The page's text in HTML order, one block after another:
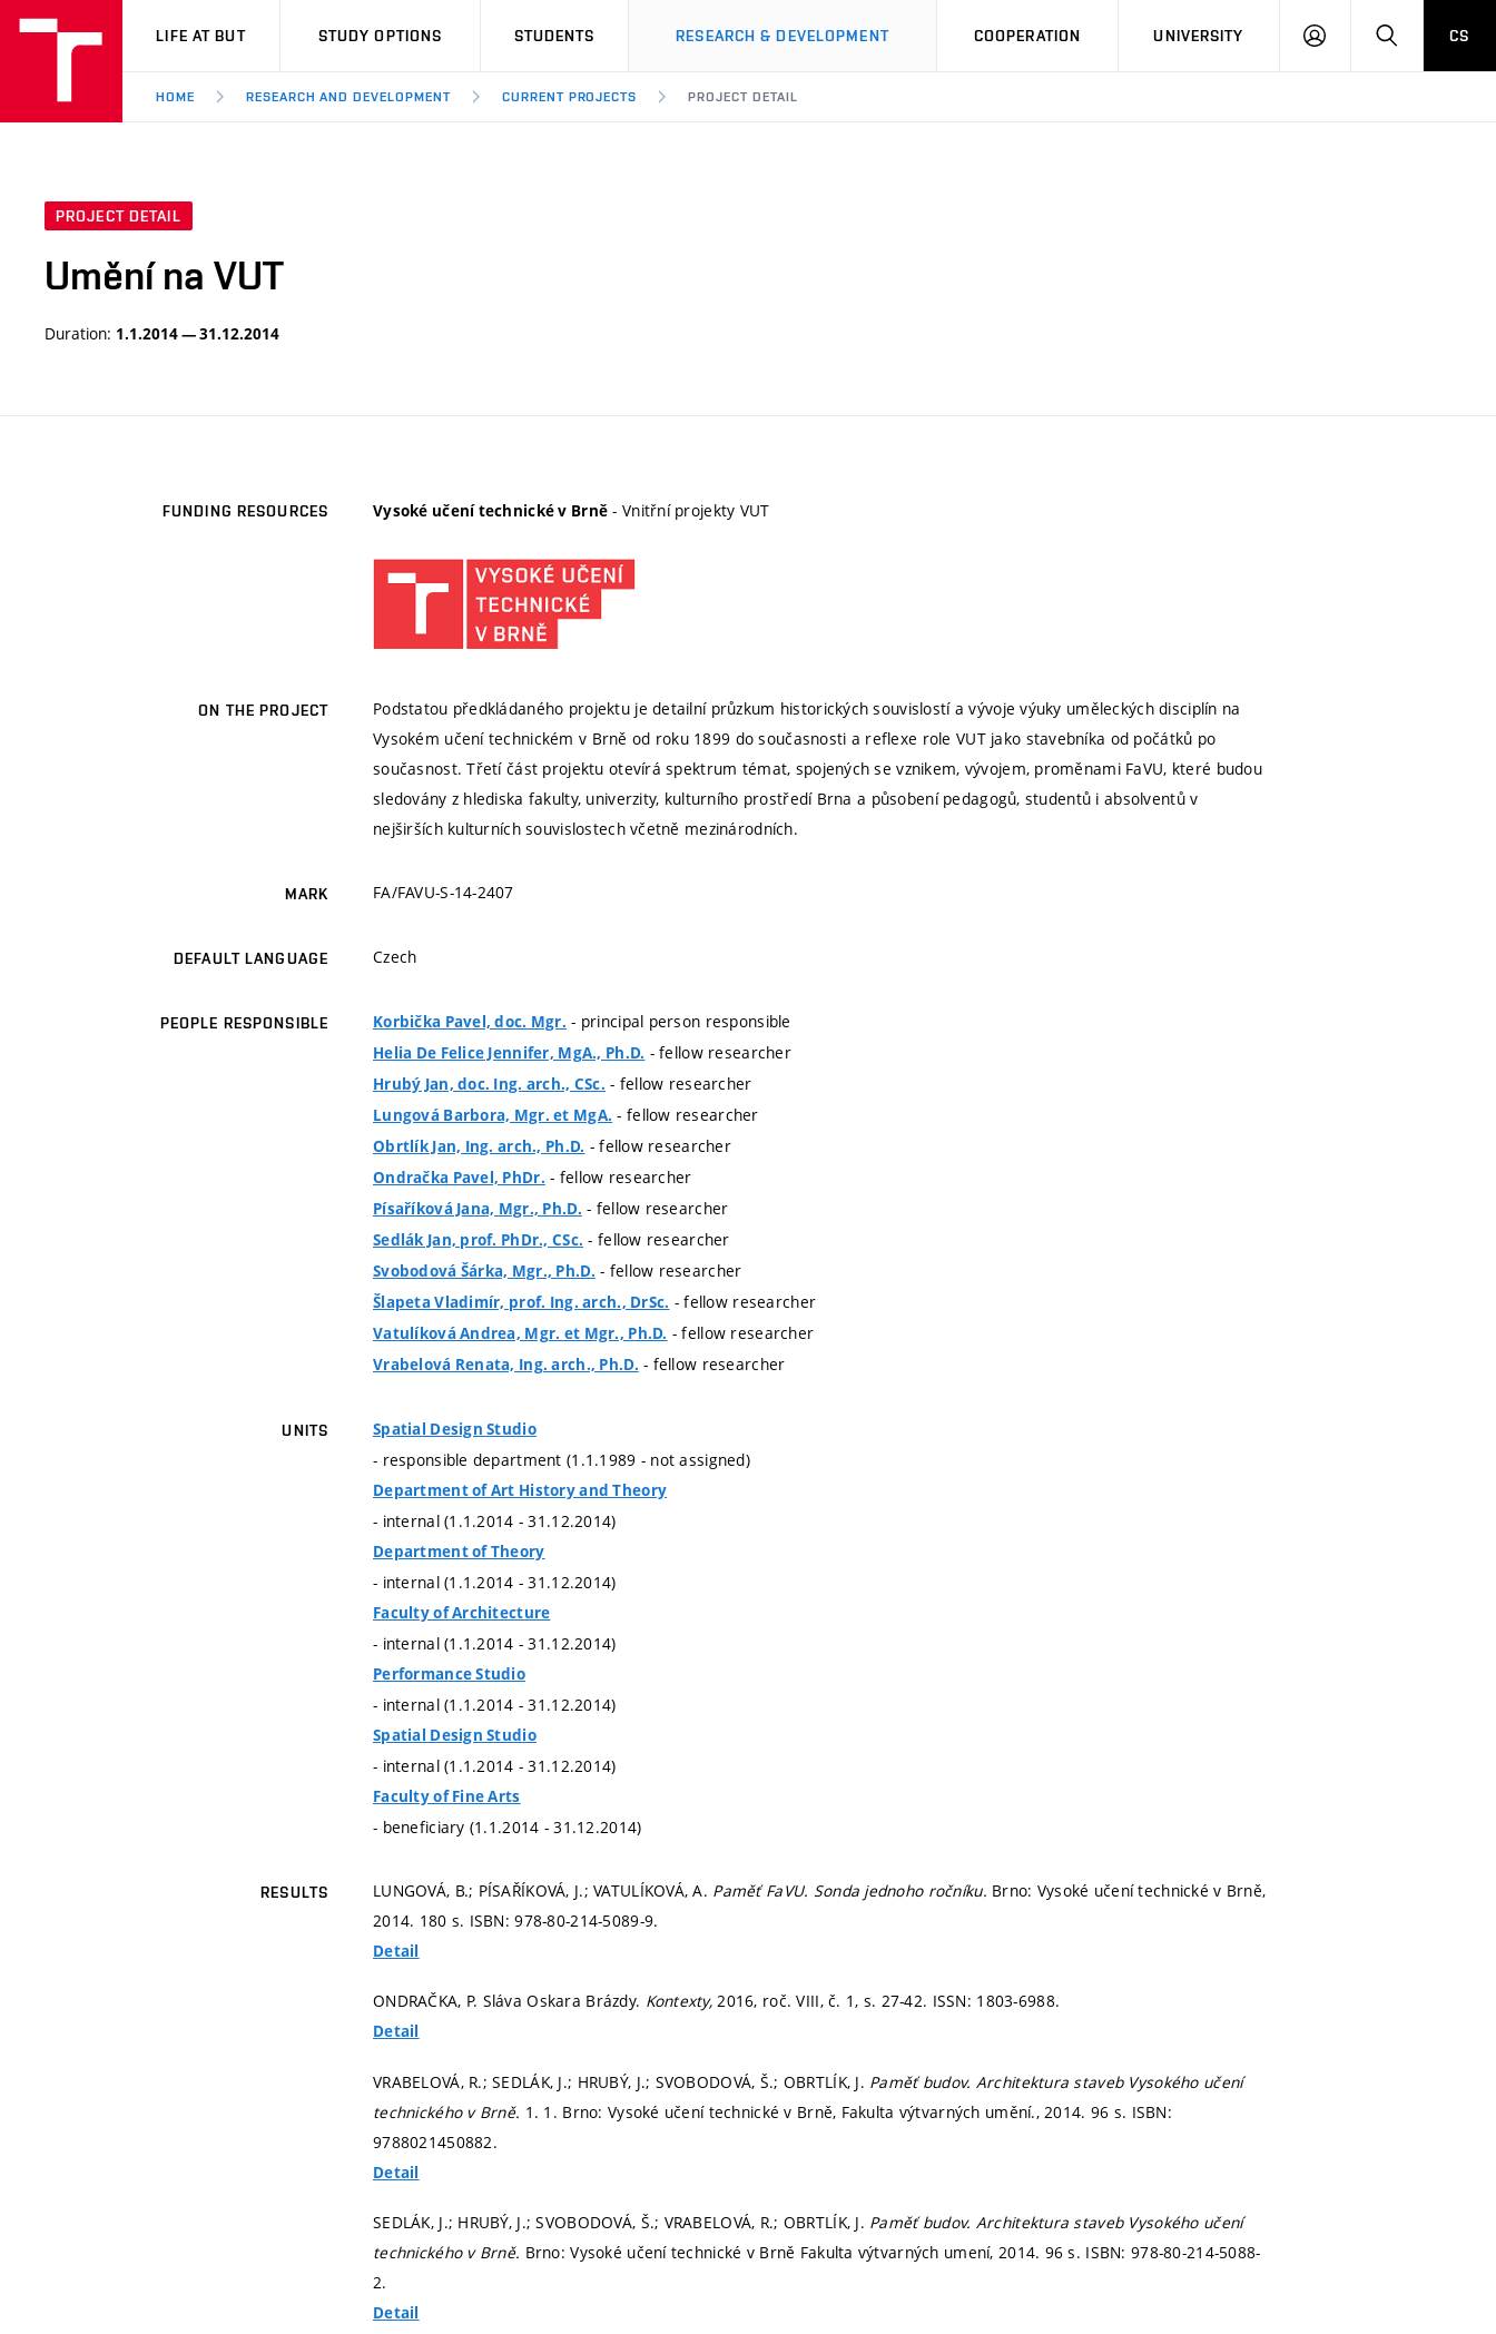
VUT
LIFE AT BUT STUDY OPTIONS STUDENTS RESEARCH & DEVELOPMENT COOPERATION UNIVERSITY
LOG
SEARCHCS
HOME RESEARCH AND DEVELOPMENT CURRENT PROJECTS PROJECT DETAIL
PROJECT DETAIL
Umění na VUT
Duration: 1.1.2014 — 31.12.2014
FUNDING RESOURCES Vysoké učení technické v Brně - Vnitřní projekty VUT
ON THE PROJECT
Podstatou předkládaného projektu je detailní průzkum historických souvislostí a vývoje výuky uměleckých disciplín na
Vysokém učení technickém v Brně od roku 1899 do současnosti a reflexe role VUT jako stavebníka od počátků po
současnost. Třetí část projektu otevírá spektrum témat, spojených se vznikem, vývojem, proměnami FaVU, které budou
sledovány z hlediska fakulty, univerzity, kulturního prostředí Brna a působení pedagogů, studentů i absolventů v
nejširších kulturních souvislostech včetně mezinárodních.
MARK FA/FAVU-S-14-2407
DEFAULT LANGUAGE Czech
PEOPLE RESPONSIBLE Korbička Pavel, doc. Mgr. - principal person responsible
Helia De Felice Jennifer, MgA., Ph.D. - fellow researcher
Hrubý Jan, doc. Ing. arch., CSc. - fellow researcher
Lungová Barbora, Mgr. et MgA. - fellow researcher
Obrtlík Jan, Ing. arch., Ph.D. - fellow researcher
Ondračka Pavel, PhDr. - fellow researcher
Písaříková Jana, Mgr., Ph.D. - fellow researcher
Sedlák Jan, prof. PhDr., CSc. - fellow researcher
Svobodová Šárka, Mgr., Ph.D. - fellow researcher
Šlapeta Vladimír, prof. Ing. arch., DrSc. - fellow researcher
Vatulíková Andrea, Mgr. et Mgr., Ph.D. - fellow researcher
Vrabelová Renata, Ing. arch., Ph.D. - fellow researcher
UNITS Spatial Design Studio
- responsible department (1.1.1989 - not assigned)
Department of Art History and Theory
- internal (1.1.2014 - 31.12.2014)
Department of Theory
- internal (1.1.2014 - 31.12.2014)
Faculty of Architecture
- internal (1.1.2014 - 31.12.2014)
Performance Studio
- internal (1.1.2014 - 31.12.2014)
Spatial Design Studio
- internal (1.1.2014 - 31.12.2014)
Faculty of Fine Arts
- beneficiary (1.1.2014 - 31.12.2014)
RESULTS LUNGOVÁ, B.; PÍSAŘÍKOVÁ, J.; VATULÍKOVÁ, A. Paměť FaVU. Sonda jednoho ročníku. Brno: Vysoké učení technické v Brně,
2014. 180 s. ISBN: 978-80-214-5089-9.
Detail
ONDRAČKA, P. Sláva Oskara Brázdy. Kontexty,2016, roč. VIII, č. 1, s. 27-42. ISSN: 1803-6988.
Detail
VRABELOVÁ, R.; SEDLÁK, J.; HRUBÝ, J.; SVOBODOVÁ, Š.; OBRTLÍK, J. Paměť budov. Architektura staveb Vysokého učení
technického v Brně. 1. 1. Brno: Vysoké učení technické v Brně, Fakulta výtvarných umění., 2014. 96 s. ISBN:
9788021450882.
Detail
SEDLÁK, J.; HRUBÝ, J.; SVOBODOVÁ, Š.; VRABELOVÁ, R.; OBRTLÍK, J. Paměť budov. Architektura staveb Vysokého učení
technického v Brně. Brno: Vysoké učení technické v Brně Fakulta výtvarných umení, 2014. 96 s. ISBN: 978-80-214-5088-
2.
Detail